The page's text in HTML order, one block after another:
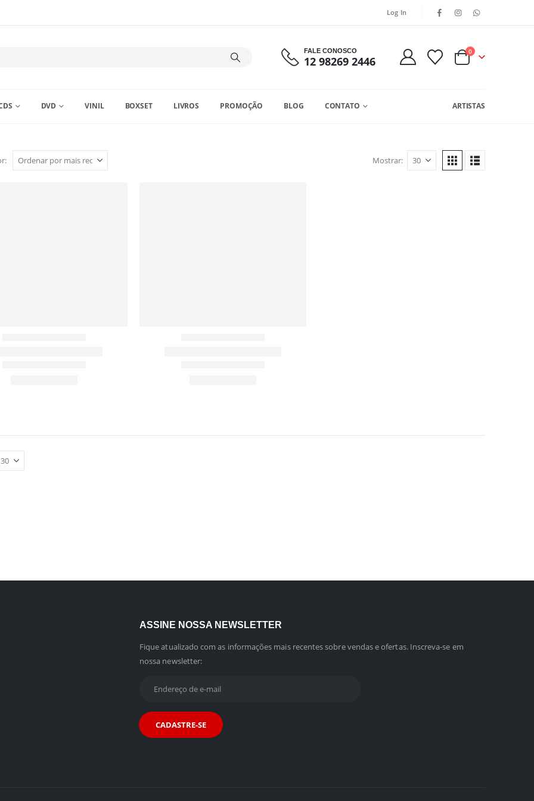
Log In
FALE CONOSCO
12 98269 2446
0
DVD VINIL BOXSET LIVROS PROMOÇÃO BLOG CONTATO ARTISTAS
Mostrar:
ASSINE NOSSA NEWSLETTER
Fique atualizado com as informações mais recentes sobre vendas e ofertas. Inscreva-se em
nossa newsletter: